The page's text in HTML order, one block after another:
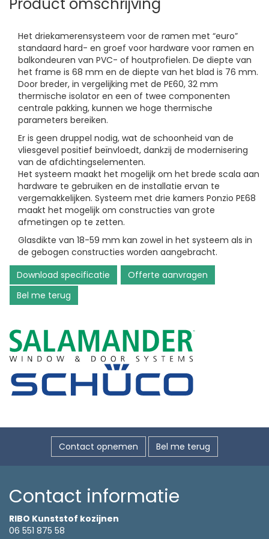
Het driekamerensysteem voor de ramen met “euro”
standaard hard- en groef voor hardware voor ramen en
balkondeuren van PVC- of houtprofielen. De diepte van
het frame is 68 mm en de diepte van het blad is 76 mm.
Door breder, in vergelijking met de PE60, 32 mm
thermische isolator en een of twee componenten
centrale pakking, kunnen we hoge thermische
parameters bereiken.
Er is geen druppel nodig, wat de schoonheid van de
vliesgevel positief beïnvloedt, dankzij de modernisering
van de afdichtingselementen.
Het systeem maakt het mogelijk om het brede scala aan
hardware te gebruiken en de installatie ervan te
vergemakkelijken. Systeem met drie kamers Ponzio PE68
maakt het mogelijk om constructies van grote
afmetingen op te zetten.
Glasdikte van 18-59 mm kan zowel in het systeem als in
de gebogen constructies worden aangebracht.
Download specificatie
Offerte aanvragen
Bel me terug
Contact opnemen Bel me terug
Contact informatie
RIBO Kunststof kozijnen
06 551 875 58